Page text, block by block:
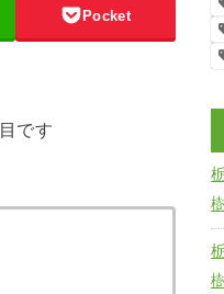
Pocket
です